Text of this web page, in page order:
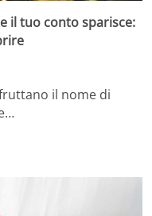
il tuo conto sparisce:
il nome di